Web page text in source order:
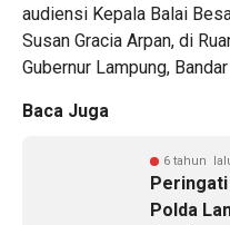
audiensi Kepala Balai
Susan Gracia Arpan, di
Gubernur Lampung,
Baca Juga
6 tahun
Peringati
Polda